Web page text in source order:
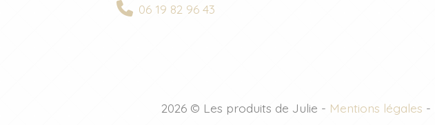
06 19 82 96 43
2026 © Les produits de Julie - Mentions légales -